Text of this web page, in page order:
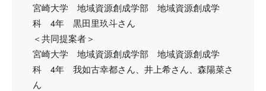
宮崎大学 地域資源創成学部 地域資源創成学
科 4年 黒田里玖斗さん
＜共同提案者＞
宮崎大学 地域資源創成学部 地域資源創成学
科 4年 我如古幸都さん、井上希さん、森陽菜さ
ん